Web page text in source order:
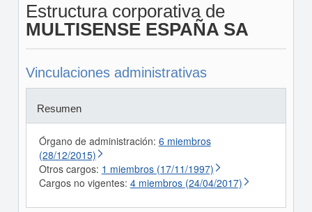
Estructura corporativa de
MULTISENSE ESPAÑA SA
Vinculaciones administrativas
Resumen
Órgano de administración: 6 miembros
(28/12/2015)
Otros cargos: 1 miembros (17/11/1997)
Cargos no vigentes: 4 miembros (24/04/2017)